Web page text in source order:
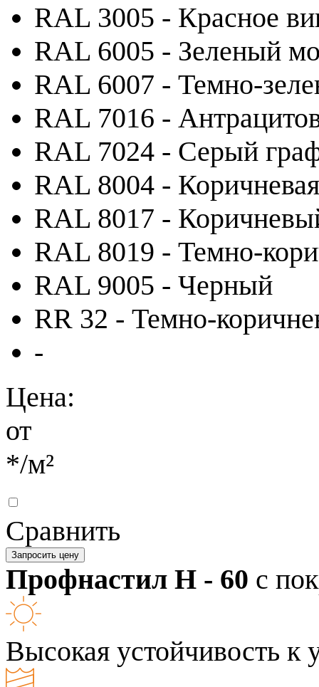
RAL 3005 - Красное
RAL 6005 - Зеленый
RAL 6007 - Темно-
RAL 7016 -
RAL 7024 - Серый
RAL 8004 -
RAL 8017 -
RAL 8019 - Темно-
RAL 9005 - Черный
RR 32 - Темно-
-
Цена:
от
*/м²
Сравнить
Запросить цену
Профнастил H - 60 с
Высокая устойчивость к